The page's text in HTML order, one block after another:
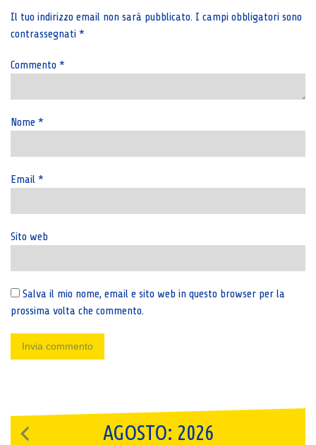
Il tuo indirizzo email non sarà pubblicato. I campi obbligatori sono
contrassegnati *
Commento *
Nome *
Email *
Sito web
Salva il mio nome, email e sito web in questo browser per la
prossima volta che commento.
AGOSTO: 2026